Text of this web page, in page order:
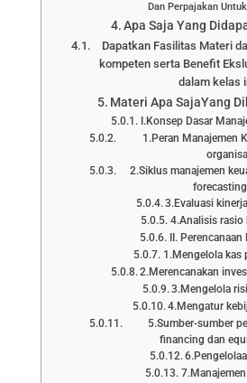
Dan Perpajakan
Apa Saja Yang
Dapatkan Fasilitas Materi
kompeten serta Benefit
dalam kelas
Materi Apa SajaYang
I.Konsep Dasar
1.Peran Manajemen
2.Siklus manajemen
3.Evaluasi
4.Analisis rasio
II.
1.Mengelola kas
2.Merencanakan
3.Mengelola
4.Mengatur
5.Sumber-sumber
financing dan